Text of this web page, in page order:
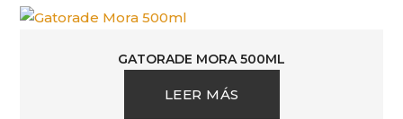
GATORADE MORA 500ML
LEER MÁS